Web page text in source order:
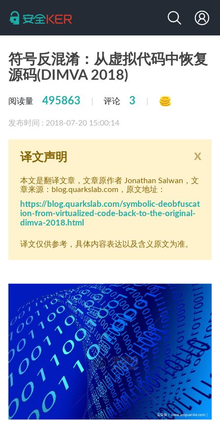
符号反混淆：从虚拟代码中恢复
源码(DIMVA 2018)
阅读量 495863 评论 3
发布时间 : 2018-07-20 15:00:14
x
译文声明
本文是翻译文章，文章原作者 Jonathan Salwan ，文
章来源：blog.quarkslab.com，原文地址：
https://blog.quarkslab.com/symbolic-deobfuscat
ion-from-virtualized-code-back-to-the-original-
dimva-2018.html
译文仅供参考，具体内容表达以及含义原文为准。